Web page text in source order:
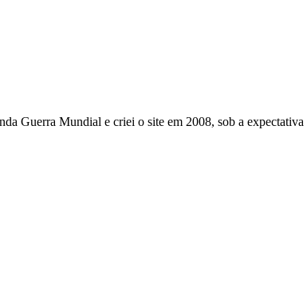
Guerra Mundial e criei o site em 2008, sob a